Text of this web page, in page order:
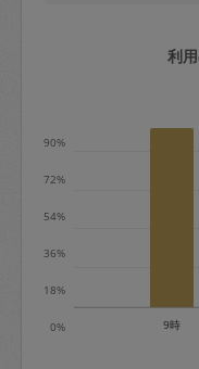
定期契約を
期は月2回
※キャンセ
利
0%
18%
36%
54%
72%
90%
9時